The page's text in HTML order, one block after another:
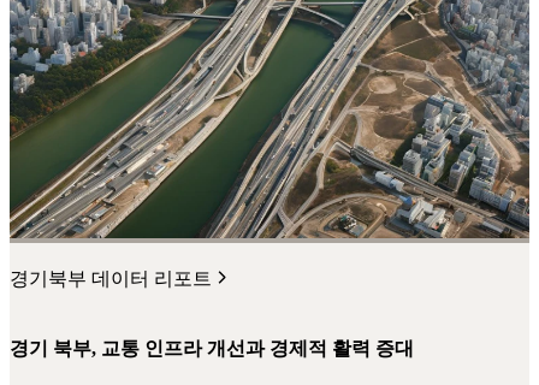
경기북부 데이터 리포트
경기 북부, 교통 인프라 개선과 경제적 활력 증대